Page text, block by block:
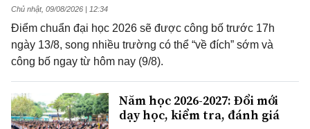
Chủ nhật, 09/08/2026 | 12:34
Điểm chuẩn đại học 2026 sẽ được công bố trước 17h
ngày 13/8, song nhiều trường có thể “về đích” sớm và
công bố ngay từ hôm nay (9/8).
Năm học 2026-2027: Đổi mới
dạy học, kiểm tra, đánh giá